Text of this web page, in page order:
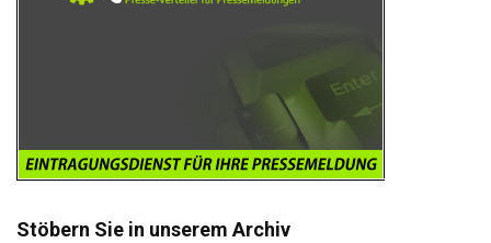
Stöbern Sie in unserem Archiv